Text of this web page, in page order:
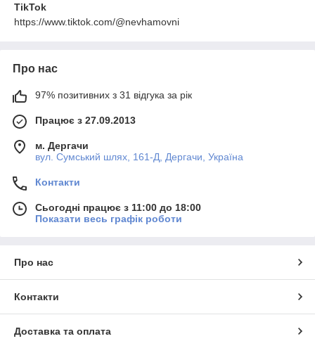
TikTok
https://www.tiktok.com/@nevhamovni
Про нас
97% позитивних з 31 відгука за рік
Працює з 27.09.2013
м. Дергачи
вул. Сумський шлях, 161-Д, Дергачи, Україна
Контакти
Сьогодні працює з 11:00 до 18:00
Показати весь графік роботи
Про нас
Контакти
Доставка та оплата